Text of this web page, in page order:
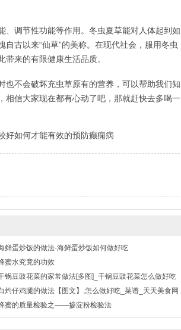
调节性功能等作用。冬虫夏草能对人体起到如
古以来“仙草”的美称。在现代社会，服用冬虫
来的有限健康生活品质。
也不会破坏充虫草原有的营养，可以帮助我们知
相信大家现在都有心动了吧，那就赶快去多喝一
好如何才能有效的预防癫痫病
鲜蛋炒饭的做法-海鲜蛋炒饭如何做好吃
蜜水究竟的功效
锅豆豉花菜的家常做法[多图]_干锅豆豉花菜怎么做好吃
灼仔鸡腿的做法【图文】,怎么做好吃_菜谱_天天美食网
蜜的质量检验之——掺淀粉检验法